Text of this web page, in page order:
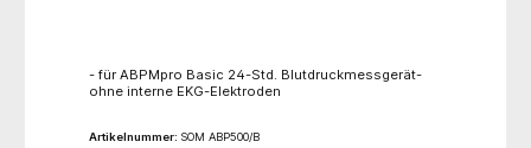
- für ABPMpro Basic 24-Std. Blutdruckmessgerät-
ohne interne EKG-Elektroden
Artikelnummer: SOM ABP500/B